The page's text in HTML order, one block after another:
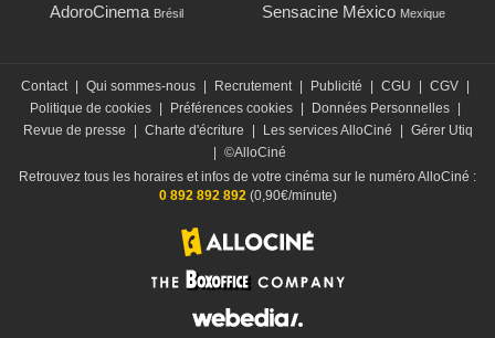
AdoroCinema Brésil Sensacine México Mexique
Contact Qui sommes-nous Recrutement Publicité CGU CGV
Politique de cookies
Préférences cookies Données Personnelles
Revue de presse
Charte d'écriture Les services AlloCiné
Gérer Utiq
©AlloCiné
Retrouvez tous les horaires et infos de votre cinéma sur le numéro AlloCiné :
0 892 892 892(0,90€/minute)